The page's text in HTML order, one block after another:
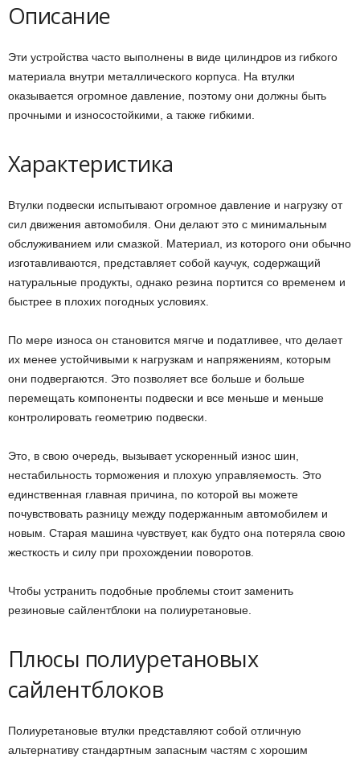
Описание
Эти устройства часто выполнены в виде цилиндров из гибкого
материала внутри металлического корпуса. На втулки
оказывается огромное давление, поэтому они должны быть
прочными и износостойкими, а также гибкими.
Характеристика
Втулки подвески испытывают огромное давление и нагрузку от
сил движения автомобиля. Они делают это с минимальным
обслуживанием или смазкой. Материал, из которого они обычно
изготавливаются, представляет собой каучук, содержащий
натуральные продукты, однако резина портится со временем и
быстрее в плохих погодных условиях.
По мере износа он становится мягче и податливее, что делает
их менее устойчивыми к нагрузкам и напряжениям, которым
они подвергаются. Это позволяет все больше и больше
перемещать компоненты подвески и все меньше и меньше
контролировать геометрию подвески.
Это, в свою очередь, вызывает ускоренный износ шин,
нестабильность торможения и плохую управляемость. Это
единственная главная причина, по которой вы можете
почувствовать разницу между подержанным автомобилем и
новым. Старая машина чувствует, как будто она потеряла свою
жесткость и силу при прохождении поворотов.
Чтобы устранить подобные проблемы стоит заменить
резиновые сайлентблоки на полиуретановые.
Плюсы полиуретановых
сайлентблоков
Полиуретановые втулки представляют собой отличную
альтернативу стандартным запасным частям с хорошим